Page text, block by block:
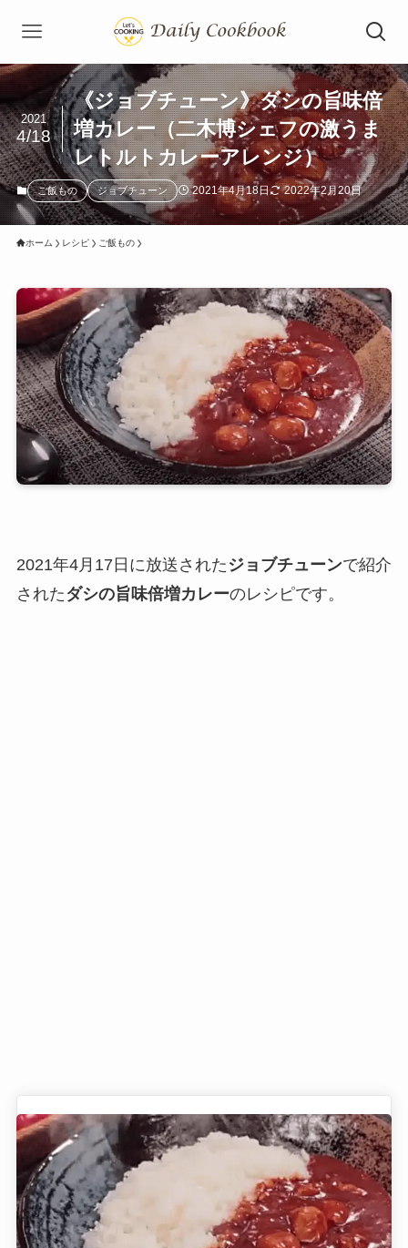
《ジョブチューン》ダシの旨味倍
増カレー（二木博シェフの激うま
レトルトカレーアレンジ）
2021
4/18
ご飯もの ジョブチューン 2021年4月18日 2022年2月20日
ホーム レシピ ご飯もの
2021年4月17日に放送された ジョブチューンで紹介
されたダシの旨味倍増カレーのレシピです。